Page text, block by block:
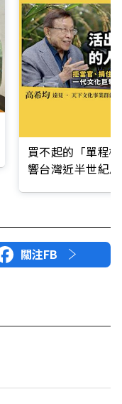
買不起的「單程
響台灣近半世紀
關注FB